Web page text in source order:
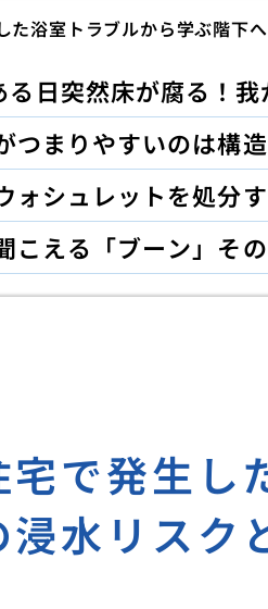
た浴室トラブルから学ぶ階下
る日突然床が腐る！
つまりやすいのは構
ォシュレットを処分
こえる「ブーン」そ
宅で発生し
浸水リスク